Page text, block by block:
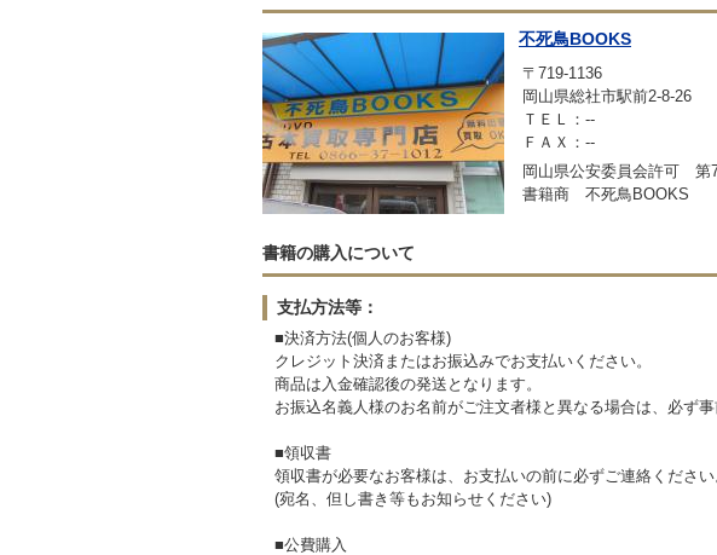
不死鳥BOOKS
〒719-1136
岡山県総社市駅前2-8-26
ＴＥＬ：--
ＦＡＸ：--
岡山県公安委員会許可 第
書籍商 不死鳥BOOKS
書籍の購入について
支払方法等：
■決済方法(個人のお客様)
クレジット決済またはお振込みでお支払いください。
商品は入金確認後の発送となります。
お振込名義人様のお名前がご注文者様と異なる場合は、必ず
■領収書
領収書が必要なお客様は、お支払いの前に必ずご連絡ください
(宛名、但し書き等もお知らせください)
■公費購入